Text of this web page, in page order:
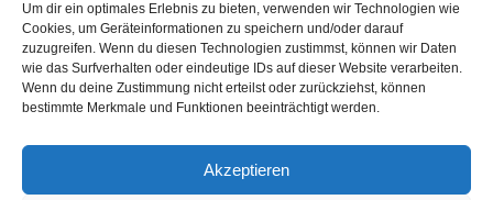
Um dir ein optimales Erlebnis zu bieten, verwenden wir Technologien wie
Cookies, um Geräteinformationen zu speichern und/oder darauf
zuzugreifen. Wenn du diesen Technologien zustimmst, können wir Daten
wie das Surfverhalten oder eindeutige IDs auf dieser Website verarbeiten.
Wenn du deine Zustimmung nicht erteilst oder zurückziehst, können
bestimmte Merkmale und Funktionen beeinträchtigt werden.
Akzeptieren
List of articles Astrology
Cookie Policy (EU)